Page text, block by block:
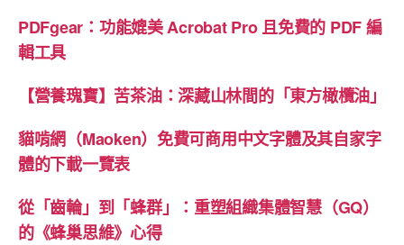
PDFgear：功能媲美 Acrobat Pro 且免費的 PDF 編
輯工具
【營養瑰寶】苦茶油：深藏山林間的「東方橄欖油」
貓啃網（Maoken）免費可商用中文字體及其自家字
體的下載一覽表
從「齒輪」到「蜂群」：重塑組織集體智慧（GQ）
的《蜂巢思維》心得